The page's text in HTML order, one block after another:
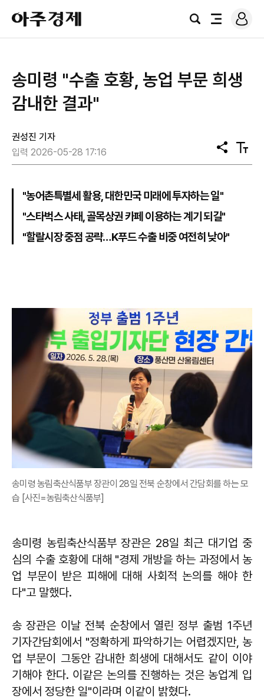
아
주
경
검
전
로
그
송미령 "수출 호황, 농업 부문 희생
감내한 결과"
권성진 기자
입력 2026-05-28 17:16
공
유
텍
스
"농어촌특별세 활용, 대한민국 미래에 투자하는 일"
"스타벅스 사태, 골목상권 카페 이용하는 계기 되길"
"할랄시장 중점 공략…K푸드 수출 비중 여전히 낮아"
송미령 농림축산식품부 장관이 28일 전북 순창에서 간담회를 하는 모
습 [사진=농림축산식품부]
송미령 농림축산식품부 장관은 28일 최근 대기업 중
심의 수출 호황에 대해 "경제 개방을 하는 과정에서 농
업 부문이 받은 피해에 대해 사회적 논의를 해야 한
다"고 말했다.
송 장관은 이날 전북 순창에서 열린 정부 출범 1주년
기자간담회에서 "정확하게 파악하기는 어렵겠지만, 농
업 부문이 그동안 감내한 희생에 대해서도 같이 이야
기해야 한다. 이같은 논의를 진행하는 것은 농업계 입
장에서 정당한 일"이라며 이같이 밝혔다.